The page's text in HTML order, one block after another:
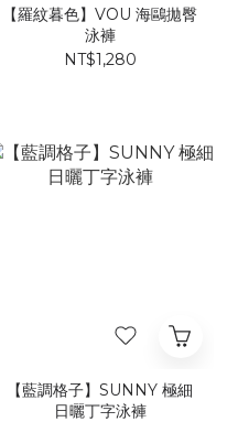
【羅紋暮色】VOU 海鷗拋臀
泳褲
NT$1,280
【藍調格子】SUNNY 極細
日曬丁字泳褲